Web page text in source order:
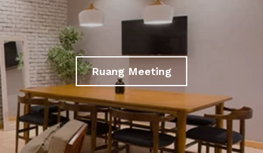
Ruang Meeting